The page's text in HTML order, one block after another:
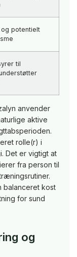
potentielt
til
anvender
aktive
rolle(r) i
Det er vigtigt at
fra person til
balanceret kost
for sund
og